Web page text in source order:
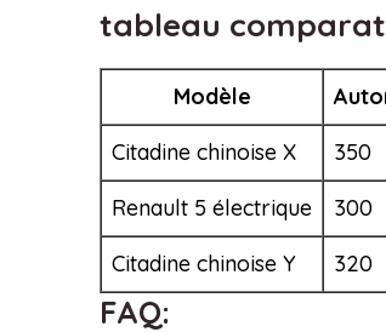
tableau
Modèle
Citadine chinoise X
350
Renault 5 électrique
300
Citadine chinoise Y
320
FAQ: